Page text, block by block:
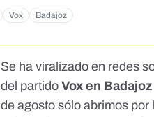
Vox
Badajoz
Se ha viralizado en redes
del partidoVox en
de agosto sólo abrimos por